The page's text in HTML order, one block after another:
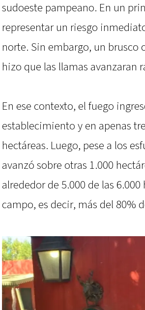
sudoeste pampeano. En un
representar un riesgo
norte. Sin embargo, un
hizo que las llamas avanzaran
En ese contexto, el fuego
establecimiento y en apenas
hectáreas. Luego, pese a los
avanzó sobre otras 1.000
alrededor de 5.000 de las
campo, es decir, más del 80%